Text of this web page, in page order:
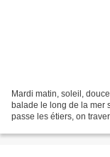
Mardi matin, soleil,
balade le long de la mer
passe les étiers, on